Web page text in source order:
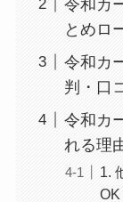
令和カ
とめロ
令和カ
判・口
令和カ
れる理
1.
OK